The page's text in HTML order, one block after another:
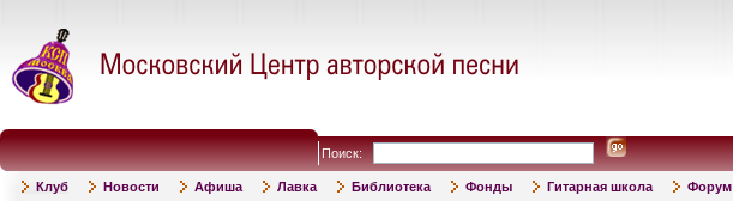
Поиск:
Клуб Новости Афиша Лавка Библиотека Фонды Гитарная школа Форум